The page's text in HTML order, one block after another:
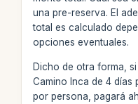
una pre-reserva. El
total es calculado
opciones eventuales.
Dicho de otra forma,
Camino Inca de 4 días
por persona, pagará